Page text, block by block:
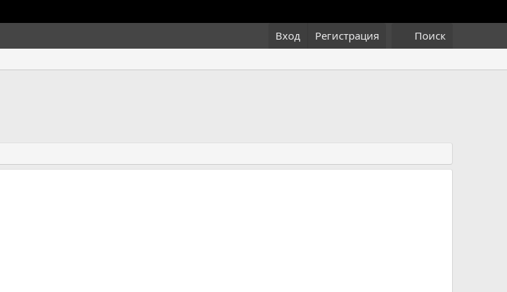
Вход Регистрация Поиск